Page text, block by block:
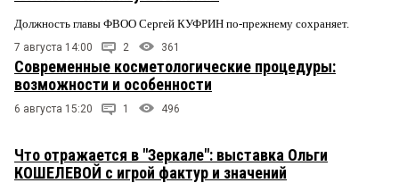
Должность главы ФВОО Сергей КУФРИН по-прежнему сохраняет.
7 августа 14:00 2 361
Современные косметологические процедуры:
возможности и особенности
6 августа 15:20 1 496
Что отражается в "Зеркале": выставка Ольги
КОШЕЛЕВОЙ с игрой фактур и значений